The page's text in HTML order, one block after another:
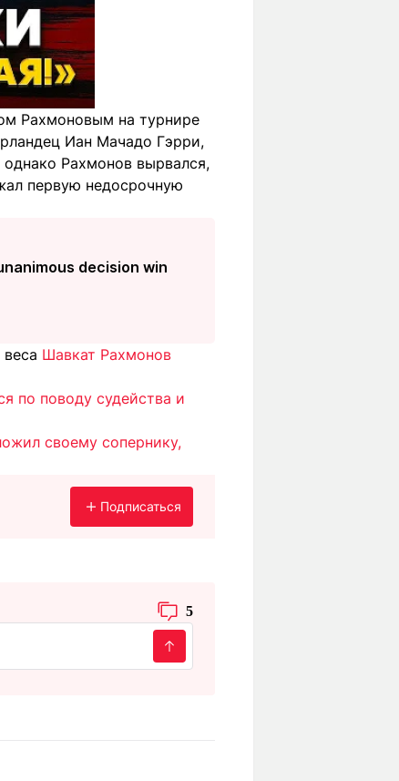
Рахмоновым на турнире
Иан Мачадо Гэрри,
Рахмонов вырвался,
первую недосрочную
decision win
Шавкат Рахмонов
по поводу судейства и
своему сопернику,
Подписаться
5